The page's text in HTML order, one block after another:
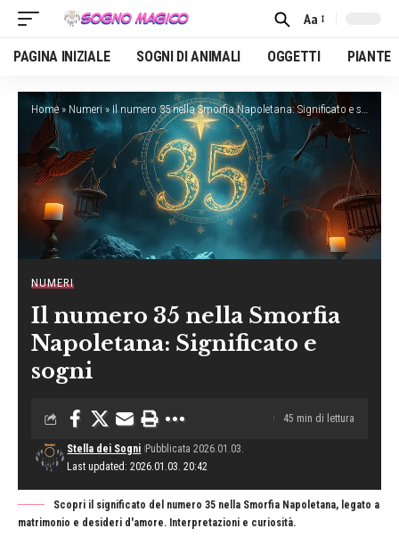
Font
Resizer
Aa
PAGINA INIZIALE SOGNI DI ANIMALI OGGETTI PIANTE
Home » Numeri » Il numero 35 nella Smorfia Napoletana: Significato e sogni
NUMERI
Il numero 35 nella Smorfia
Napoletana: Significato e
sogni
Last updated: 2026.01.03. 20:42
Stella dei Sogni Pubblicata 2026.01.03.
45 min di lettura
Scopri il significato del numero 35 nella Smorfia Napoletana, legato a
matrimonio e desideri d'amore. Interpretazioni e curiosità.